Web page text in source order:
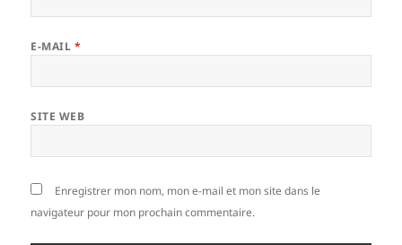
E-MAIL *
SITE WEB
Enregistrer mon nom, mon e-mail et mon site dans le
navigateur pour mon prochain commentaire.